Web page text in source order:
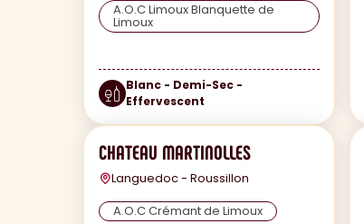
A.O.C Limoux Blanquette de
Limoux
Blanc - Demi-Sec -
Effervescent
CHATEAU MARTINOLLES
Languedoc - Roussillon
A.O.C Crémant de Limoux